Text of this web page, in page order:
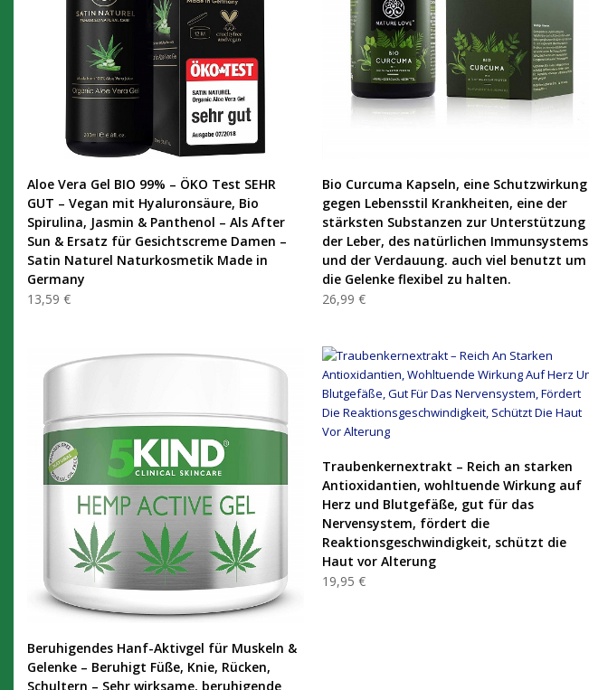
PRODUKT KAUFEN
Aloe Vera Gel BIO 99% – ÖKO Test SEHR
GUT – Vegan mit Hyaluronsäure, Bio
Spirulina, Jasmin & Panthenol – Als After
Sun & Ersatz für Gesichtscreme Damen –
Satin Naturel Naturkosmetik Made in
Germany
13,59 €
PRODUKT KAUFEN
Bio Curcuma Kapseln, eine Schutzwirkung
gegen Lebensstil Krankheiten, eine der
stärksten Substanzen zur Unterstützung
der Leber, des natürlichen Immunsystems
und der Verdauung. auch viel benutzt um
die Gelenke flexibel zu halten.
26,99 €
PRODUKT KAUFEN
Beruhigendes Hanf-Aktivgel für Muskeln &
Gelenke – Beruhigt Füße, Knie, Rücken,
Schultern – Sehr wirksame, beruhigende
PRODUKT KAUFEN
Traubenkernextrakt – Reich an starken
Antioxidantien, wohltuende Wirkung auf
Herz und Blutgefäße, gut für das
Nervensystem, fördert die
Reaktionsgeschwindigkeit, schützt die
Haut vor Alterung
19,95 €